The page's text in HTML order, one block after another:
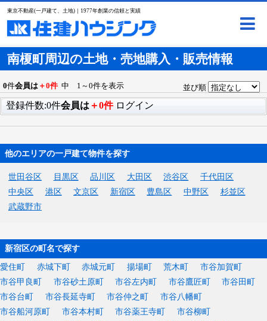
東京不動産(一戸建て、土地)｜1977年創業の信頼と実績
南榎町周辺の土地・売地購入・販売情報
0件会員は ＋0件 中 1～0件を表示 並び順
登録件数:0件会員は ＋0件 ログイン
他のエリアの一戸建て物件を探す
世田谷区 目黒区 品川区 大田区 渋谷区
千代田区
中央区
港区 文京区 新宿区 豊島区 中野区
杉並区
武蔵野市
新宿区の町名で探す
愛住町 赤城下町 赤城元町 揚場町 荒木町
市谷加賀町
市谷甲良町
市谷砂土原町 市谷左内町 市谷鷹匠町
市谷田町
市谷台町
市谷長延寺町 市谷仲之町
市谷八幡町
市谷船河原町
市谷本村町 市谷薬王寺町
市谷柳町